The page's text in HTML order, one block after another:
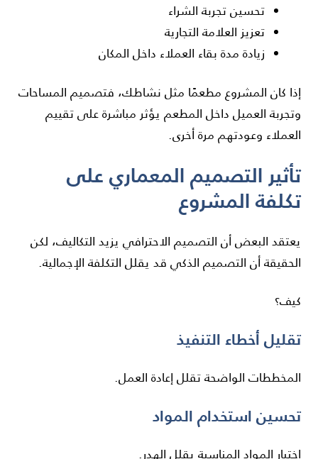
تحسين تجربة الشراء
تعزيز العلامة التجارية
زيادة مدة بقاء العملاء داخل المكان
إذا كان المشروع مطعمًا مثل نشاطك، فتصميم المساحات
وتجربة العميل داخل المطعم يؤثر مباشرة على تقييم
العملاء وعودتهم مرة أخرى.
تأثير التصميم المعماري على
تكلفة المشروع
يعتقد البعض أن التصميم الاحترافي يزيد التكاليف، لكن
الحقيقة أن التصميم الذكي قد يقلل التكلفة الإجمالية.
كيف؟
تقليل أخطاء التنفيذ
المخططات الواضحة تقلل إعادة العمل.
تحسين استخدام المواد
اختيار المواد المناسبة يقلل الهدر.